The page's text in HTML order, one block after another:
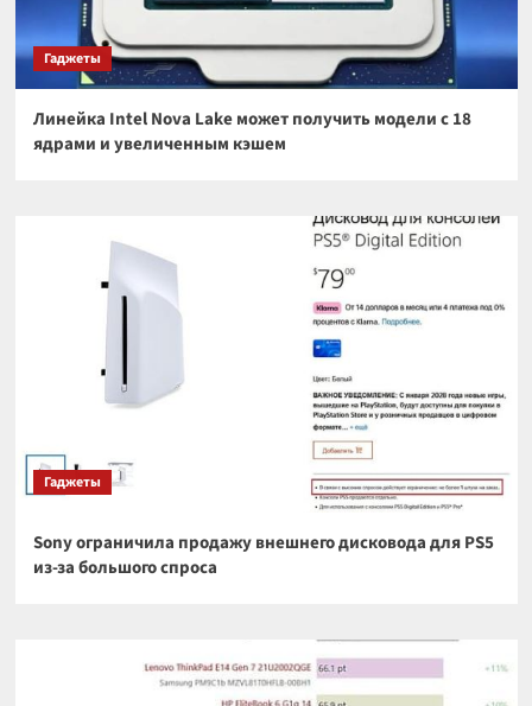
Гаджеты
Линейка Intel Nova Lake может получить модели с 18
ядрами и увеличенным кэшем
Гаджеты
Sony ограничила продажу внешнего дисковода для PS5
из-за большого спроса